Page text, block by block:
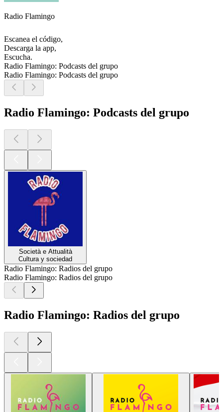
Radio Flamingo
Escanea el código,
Descarga la app,
Escucha.
Radio Flamingo: Podcasts del grupo
Radio Flamingo: Podcasts del grupo
Radio Flamingo: Podcasts del grupo
Società e Attualità
Cultura y sociedad
Radio Flamingo: Radios del grupo
Radio Flamingo: Radios del grupo
Radio Flamingo: Radios del grupo